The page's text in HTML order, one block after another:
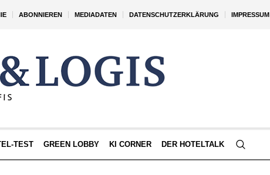
ABONNIEREN MEDIADATEN DATENSCHUTZERKLÄRUNG IMPRESSUM
TEST GREEN LOBBY KI CORNER DER HOTELTALK